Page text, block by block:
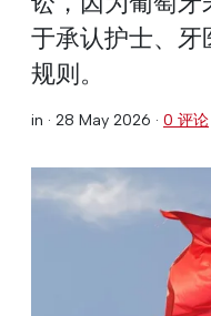
于承认护士、牙
规则。
in · 28 May 2026 · 0 评论